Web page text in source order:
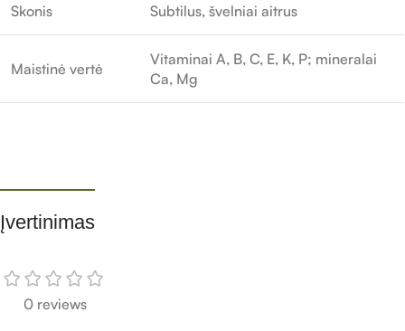
Skonis Subtilus, švelniai aitrus
Maistinė vertė
Vitaminai A, B, C, E, K, P; mineralai
Ca, Mg
Įvertinimas​
0 reviews